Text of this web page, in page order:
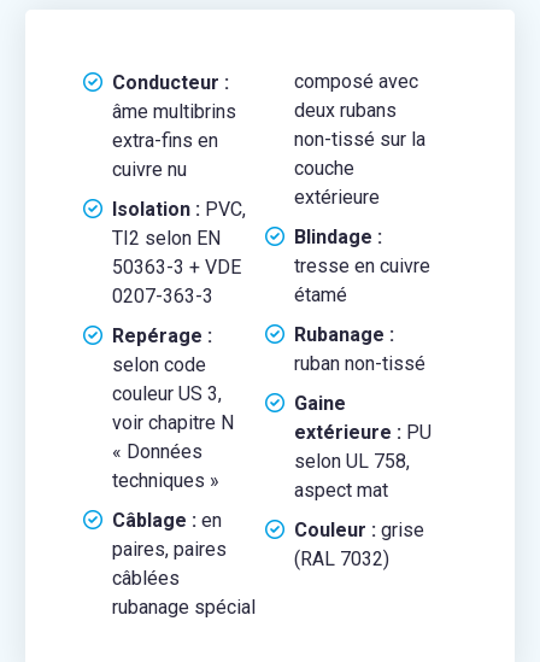
Conducteur :
âme multibrins
extra-fins en
cuivre nu
Isolation :PVC,
TI2 selon EN
50363-3 + VDE
0207-363-3
Repérage :
selon code
couleur US 3,
voir chapitre N
« Données
techniques »
Câblage :en
paires, paires
câblées
rubanage spécial
composé avec
deux rubans
non-tissé sur la
couche
extérieure
Blindage :
tresse en cuivre
étamé
Rubanage :
ruban non-tissé
Gaine
extérieure :PU
selon UL 758,
aspect mat
Couleur :grise
(RAL 7032)